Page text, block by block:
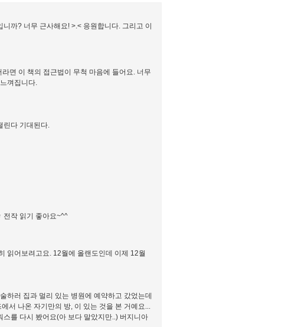
까? 너무 근사해요! >.< 응원합니다. 그리고 이
면 이 책의 접근법이 무척 마음에 들어요. 너무
껴집니다.
린다 기대된다.
전작 읽기 좋아요~^^
읽어보려고요. 12월에 올랜도인데 이제 12월
하러 집과 멀리 있는 병원에 예약하고 갔었는데
서 나온 자기만의 방, 이 있는 것을 본 거예요...
를 다시 봤어요(아 보다 말았지만..) 버지니아